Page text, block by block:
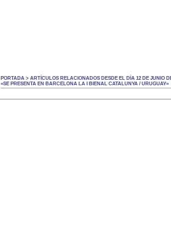
PORTADA > ARTÍCULOS RELACIONADOS DESDE EL DÍA 12 DE JUNIO
«SE PRESENTA EN BARCELONA LA I BIENAL CATALUNYA / URUGUAY»